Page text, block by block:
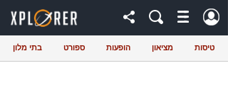
טיסות מציאון הופעות ספורט בתי מלון